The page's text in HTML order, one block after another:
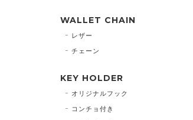
仕上げたモデル。
がとてもインパクトとあります。
VIEW DETAIL
WALLET CHAIN
レザー
チェーン
KEY HOLDER
オリジナルフック
コンチョ付き